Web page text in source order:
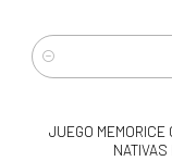
Cantidad
-21% OFF
JUEGO